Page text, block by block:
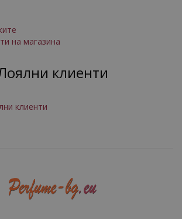
на магазина
клиенти
клиенти